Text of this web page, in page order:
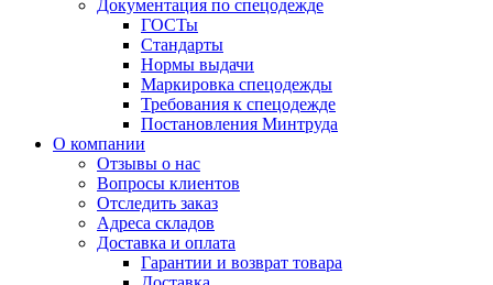
Документация по спецодежде
ГОСТы
Cтандарты
Нормы выдачи
Маркировка спецодежды
Требования к спецодежде
Постановления Минтруда
О компании
Отзывы о нас
Вопросы клиентов
Отследить заказ
Адреса складов
Доставка и оплата
Гарантии и возврат товара